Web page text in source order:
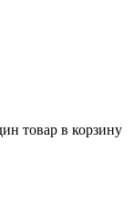
товар в корзину